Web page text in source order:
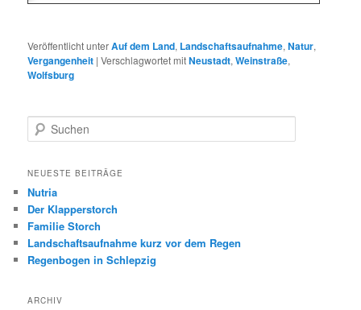
Veröffentlicht unterAuf dem Land, Landschaftsaufnahme,Natur,
Vergangenheit |Verschlagwortet mitNeustadt,Weinstraße,
Wolfsburg
u
h
n
NEUESTE BEITRÄGE
Nutria
Der Klapperstorch
Familie Storch
Landschaftsaufnahme kurz vor dem Regen
Regenbogen in Schlepzig
ARCHIV